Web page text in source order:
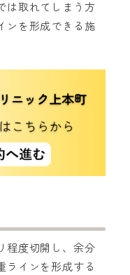
は取れてしまう方
ンを形成できる施
程度切開し、余分
ラインを形成する